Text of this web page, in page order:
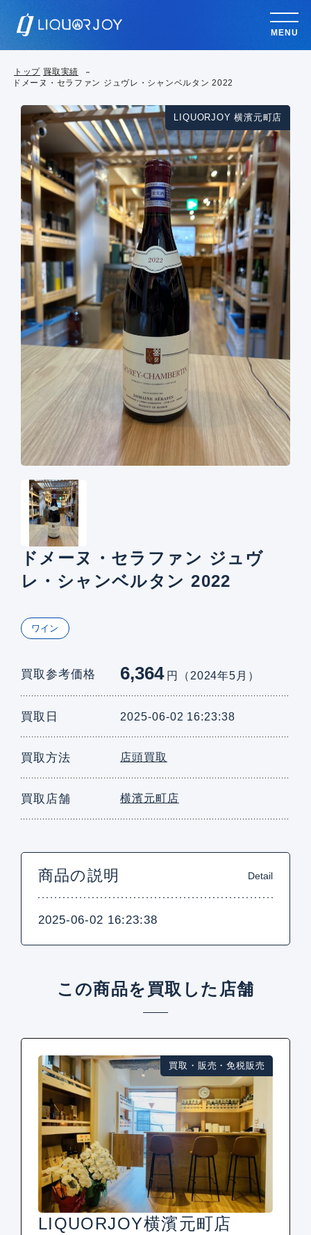
MENU
トップ 買取実績
ドメーヌ・セラファン ジュヴレ・シャンベルタン 2022
LIQUORJOY 横濱元町店
ドメーヌ・セラファン ジュヴ
レ・シャンベルタン 2022
ワイン
買取参考価格 6,364 円（2024年5月）
買取日 2025-06-02 16:23:38
買取方法 店頭買取
買取店舗 横濱元町店
商品の説明 Detail
2025-06-02 16:23:38
この商品を買取した店舗
買取・販売・免税販売
LIQUORJOY横濱元町店